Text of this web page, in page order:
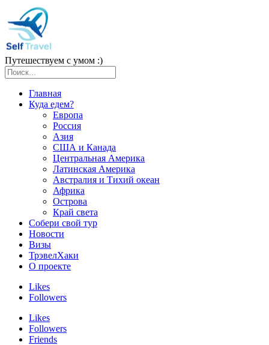
Путешествуем с умом :)
Главная
Куда едем?
Европа
Россия
Азия
США и Канада
Центральная Америка
Латинская Америка
Австралия и Тихий океан
Африка
Острова
Край света
Собери свой тур
Новости
Визы
ТрэвелХаки
О проекте
Likes
Followers
Likes
Followers
Friends